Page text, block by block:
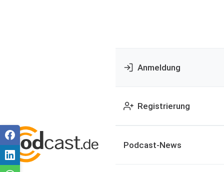
Anmeldung
Registrierung
Podcast-News